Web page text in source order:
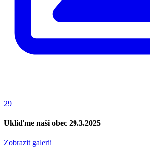
29
Ukliďme naši obec 29.3.2025
Zobrazit galerii